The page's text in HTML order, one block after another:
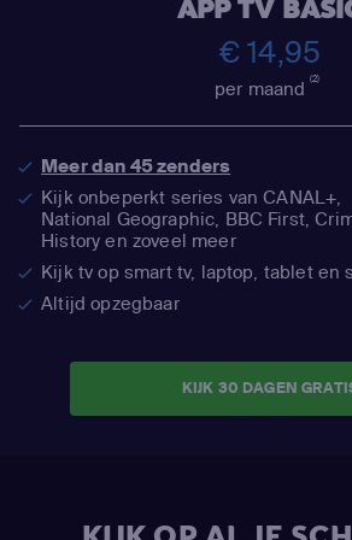
APP TV
€ 14,95
per maand(2)
Meer dan 45 zenders
Kijk onbeperkt series van CANAL+,
National Geographic, BBC First,
History en zoveel meer
Kijk tv op smart tv, laptop, tablet en
Altijd opzegbaar
KIJK 30 DAGEN